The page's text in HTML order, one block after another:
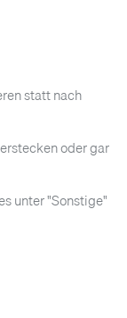
statt nach
oder gar
unter "Sonstige"